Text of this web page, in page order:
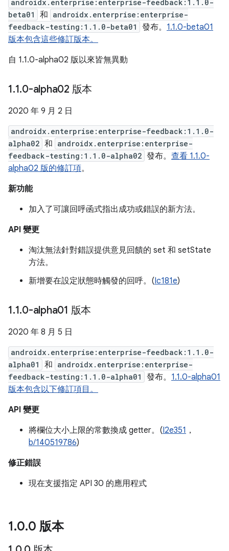
androidx.enterprise:enterprise-feedback:1.1.0-
beta01
和 androidx.enterprise:enterprise-
feedback-testing:1.1.0-beta01
發布。 1.1.0-beta01
版本包含這些修訂版本。
自 1.1.0-alpha02 版以來皆無異動
1.1.0-alpha02 版本
2020 年 9 月 2 日
androidx.enterprise:enterprise-feedback:1.1.0-
alpha02 和 androidx.enterprise:enterprise-
feedback-testing:1.1.0-alpha02 發布。 查看 1.1.0-
alpha02 版的修訂項。
新功能
加入了可讓回呼函式指出成功或錯誤的新方法。
API 變更
淘汰無法針對錯誤提供意見回饋的 set 和 setState
方法。
新增要在設定狀態時觸發的回呼。(Ic181e)
1.1.0-alpha01 版本
2020 年 8 月 5 日
androidx.enterprise:enterprise-feedback:1.1.0-
alpha01
和 androidx.enterprise:enterprise-
feedback-testing:1.1.0-alpha01
發布。 1.1.0-alpha01
版本包含以下修訂項目。
API 變更
將欄位大小上限的常數換成 getter。(I2e351 ，
b/140519786)
修正錯誤
現在支援指定 API 30 的應用程式
1.0.0 版本